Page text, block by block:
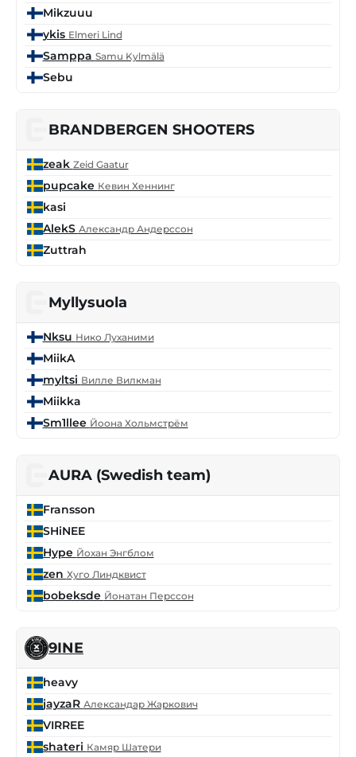
Mikzuuu
ykis Elmeri Lind
Samppa Samu Kylmälä
Sebu
BRANDBERGEN SHOOTERS
zeak Zeid Gaatur
pupcake Кевин Хеннинг
kasi
AlekS Александр Андерссон
Zuttrah
Myllysuola
Nksu Нико Луханими
MiikA
myltsi Вилле Вилкман
Miikka
Sm1llee Йоона Хольмстрём
AURA (Swedish team)
Fransson
SHiNEE
Hype Йохан Энгблом
zen Хуго Линдквист
bobeksde Йонатан Перссон
9INE
heavy
jayzaR Александар Жаркович
VIRREE
shateri Камяр Шатери